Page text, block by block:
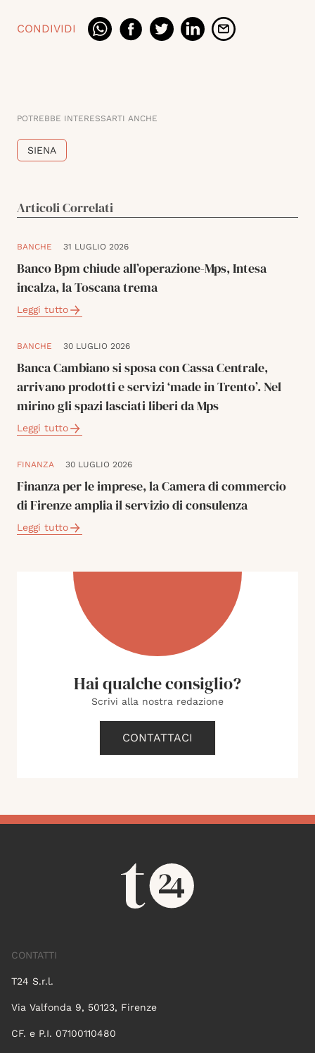
CONDIVIDI
POTREBBE INTERESSARTI ANCHE
SIENA
Articoli Correlati
BANCHE 31 LUGLIO 2026
Banco Bpm chiude all’operazione-Mps, Intesa
incalza, la Toscana trema
Leggi tutto
BANCHE 30 LUGLIO 2026
Banca Cambiano si sposa con Cassa Centrale,
arrivano prodotti e servizi ‘made in Trento’. Nel
mirino gli spazi lasciati liberi da Mps
Leggi tutto
FINANZA 30 LUGLIO 2026
Finanza per le imprese, la Camera di commercio
di Firenze amplia il servizio di consulenza
Leggi tutto
Hai qualche consiglio?
Scrivi alla nostra redazione
CONTATTACI
CONTATTI
T24 S.r.l.
Via Valfonda 9, 50123, Firenze
CF. e P.I. 07100110480